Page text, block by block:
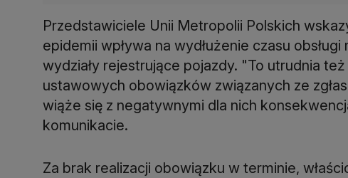
Przedstawiciele Unii Metropolii Polskich
epidemii wpływa na wydłużenie czasu
wydziały rejestrujące pojazdy. "To utrudnia
ustawowych obowiązków związanych ze
wiąże się z negatywnymi dla nich
komunikacie.
Za brak realizacji obowiązku w terminie,